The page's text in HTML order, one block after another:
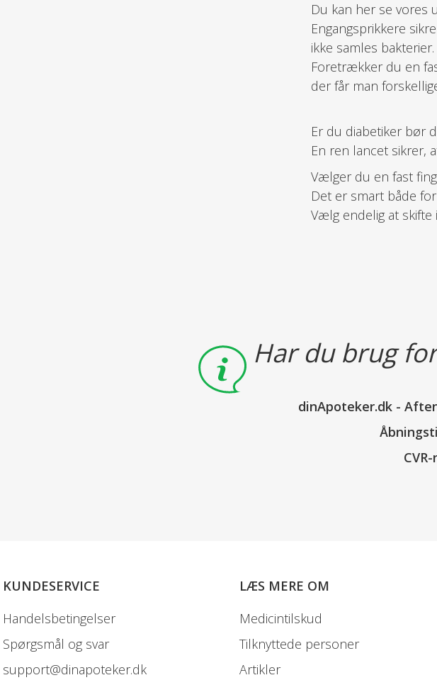
Du kan her se vores
Engangsprikkere
ikke samles bakterier.
Foretrækker du en
der får man
Er du diabetiker bør
En ren lancet sikrer,
Vælger du en fast
Det er smart både
Vælg endelig at skifte
Har du brug
dinApoteker.dk-
KUNDESERVICE
Handelsbetingelser
Spørgsmål og svar
support@dinapoteker.dk
LÆS MERE OM
Medicintilskud
Tilknyttede personer
Artikler